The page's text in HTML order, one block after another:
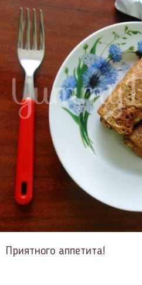
Приятного аппетита!